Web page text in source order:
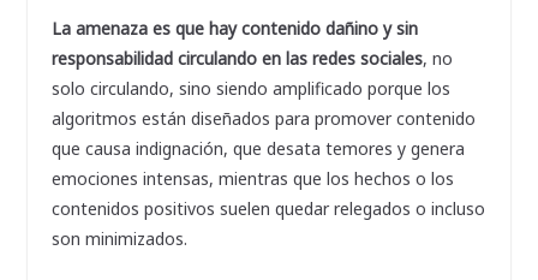
La amenaza es que hay contenido dañino y sin
responsabilidad circulando en las redes sociales, no
solo circulando, sino siendo amplificado porque los
algoritmos están diseñados para promover contenido
que causa indignación, que desata temores y genera
emociones intensas, mientras que los hechos o los
contenidos positivos suelen quedar relegados o incluso
son minimizados.